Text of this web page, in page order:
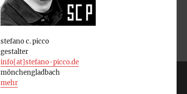
stefano c. picco
gestalter
info[at]stefano-picco.de
mönchengladbach
mehr